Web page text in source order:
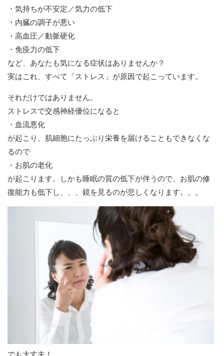
・気持ちが不安定／気力の低下
・内臓の調子が悪い
・高血圧／動脈硬化
・免疫力の低下
など、あなたも気になる症状はありませんか？
実はこれ、すべて「ストレス」が原因で起こっています。
それだけではありません。
ストレスで交感神経優位になると
・血流悪化
が起こり、肌細胞にたっぷり栄養を届けることもできなくな
るので
・お肌の老化
が起こります。しかも睡眠の質の低下が伴うので、お肌の修
復能力も低下し、、、鏡を見るのが悲しくなります。。。
でも大丈夫！